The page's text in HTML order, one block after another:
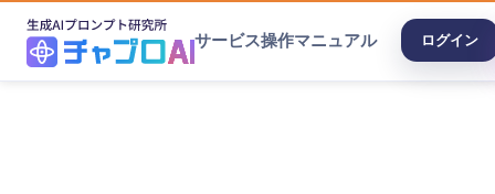
サービス操作マニュアル ログイン